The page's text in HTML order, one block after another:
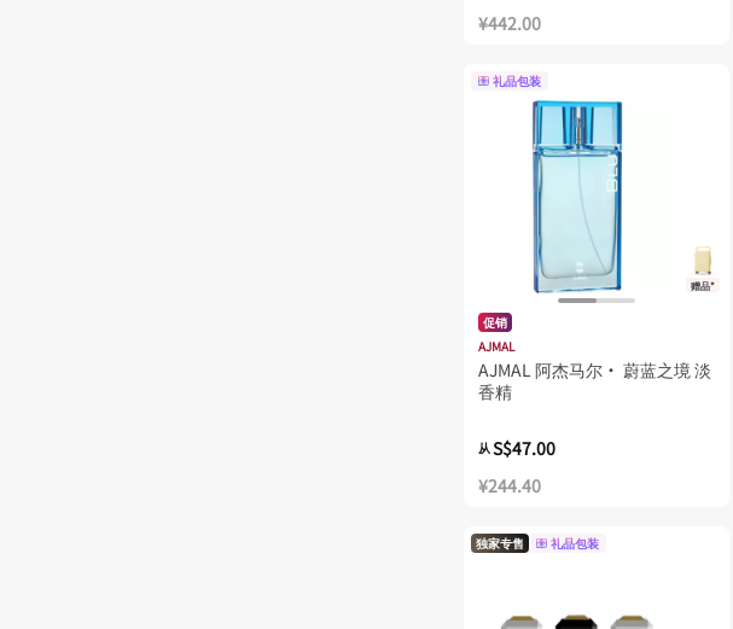
¥442.00
礼品包装
赠品*
促销
AJMAL
AJMAL 阿杰马尔· 蔚蓝之境 淡
香精
从S$47.00
¥244.40
独家专售 礼品包装